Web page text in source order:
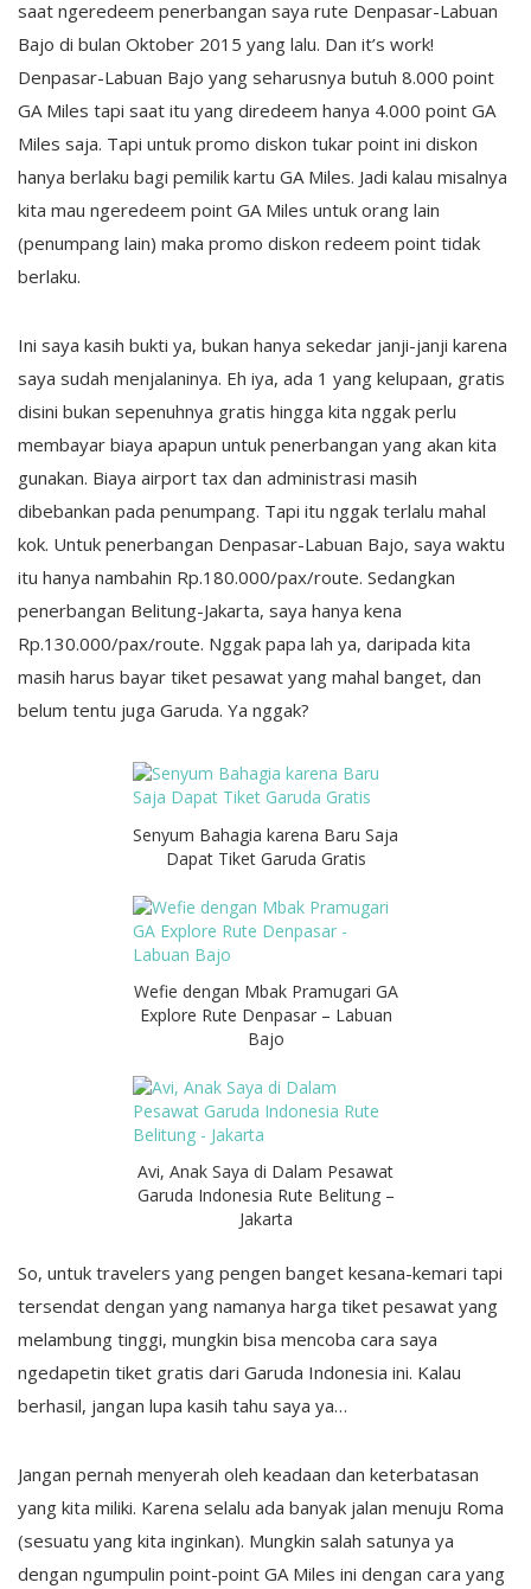
saat ngeredeem penerbangan saya rute Denpasar-Labuan
Bajo di bulan Oktober 2015 yang lalu. Dan it’s work!
Denpasar-Labuan Bajo yang seharusnya butuh 8.000 point
GA Miles tapi saat itu yang diredeem hanya 4.000 point GA
Miles saja. Tapi untuk promo diskon tukar point ini diskon
hanya berlaku bagi pemilik kartu GA Miles. Jadi kalau misalnya
kita mau ngeredeem point GA Miles untuk orang lain
(penumpang lain) maka promo diskon redeem point tidak
berlaku.
Ini saya kasih bukti ya, bukan hanya sekedar janji-janji karena
saya sudah menjalaninya. Eh iya, ada 1 yang kelupaan, gratis
disini bukan sepenuhnya gratis hingga kita nggak perlu
membayar biaya apapun untuk penerbangan yang akan kita
gunakan. Biaya airport tax dan administrasi masih
dibebankan pada penumpang. Tapi itu nggak terlalu mahal
kok. Untuk penerbangan Denpasar-Labuan Bajo, saya waktu
itu hanya nambahin Rp.180.000/pax/route. Sedangkan
penerbangan Belitung-Jakarta, saya hanya kena
Rp.130.000/pax/route. Nggak papa lah ya, daripada kita
masih harus bayar tiket pesawat yang mahal banget, dan
belum tentu juga Garuda. Ya nggak?
Senyum Bahagia karena Baru Saja
Dapat Tiket Garuda Gratis
Wefie dengan Mbak Pramugari GA
Explore Rute Denpasar – Labuan
Bajo
Avi, Anak Saya di Dalam Pesawat
Garuda Indonesia Rute Belitung –
Jakarta
So, untuk travelers yang pengen banget kesana-kemari tapi
tersendat dengan yang namanya harga tiket pesawat yang
melambung tinggi, mungkin bisa mencoba cara saya
ngedapetin tiket gratis dari Garuda Indonesia ini. Kalau
berhasil, jangan lupa kasih tahu saya ya…
Jangan pernah menyerah oleh keadaan dan keterbatasan
yang kita miliki. Karena selalu ada banyak jalan menuju Roma
(sesuatu yang kita inginkan). Mungkin salah satunya ya
dengan ngumpulin point-point GA Miles ini dengan cara yang